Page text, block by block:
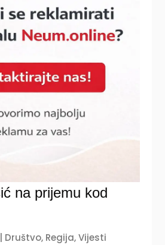
na prijemu kod
Društvo, Regija,Vijesti